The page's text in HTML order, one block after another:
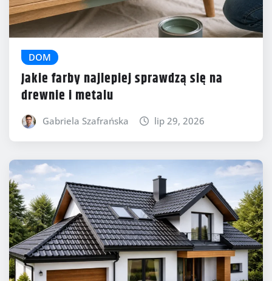
DOM
Jakie farby najlepiej sprawdzą się na
drewnie i metalu
Gabriela Szafrańska lip 29, 2026